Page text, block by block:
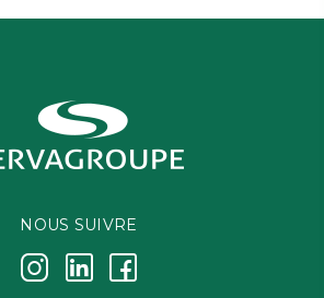
NOUS SUIVRE
j k i